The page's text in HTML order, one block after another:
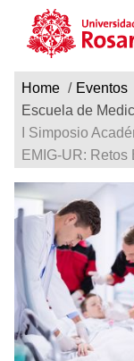
Pasar al contenido
Ruta de
Home
Eventos
Escuela de
I Simposio
EMIG-UR: